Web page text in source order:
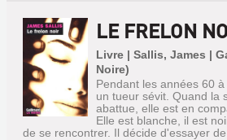
LE FRELON
Livre | Sallis, James |
Noire)
Pendant les années 60
un tueur sévit. Quand la
abattue, elle est en
Elle est blanche, il est
de se rencontrer. Il décide d'essayer de